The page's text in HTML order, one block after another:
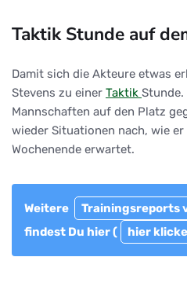
Taktik Stunde auf
Damit sich die Akteure etwas
Stevens zu einer Taktik
Mannschaften auf den Platz
wieder Situationen nach, wie er
Wochenende erwartet.
Weitere
Trainingsreports
findest Du hier (
hier